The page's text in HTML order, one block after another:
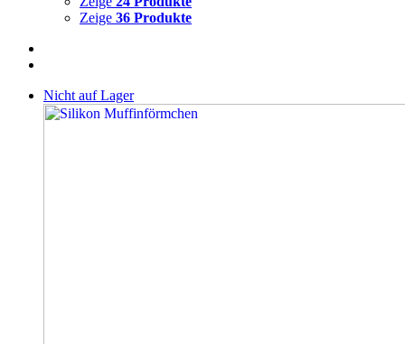
Zeige 36 Produkte
Nicht auf Lager